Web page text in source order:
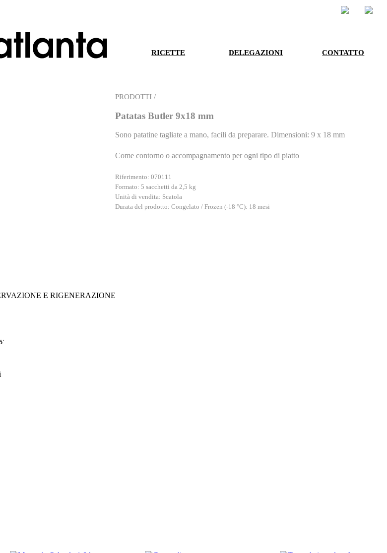
RICETTE DELEGAZIONI CONTATTO
PRODOTTI /
Patatas Butler 9x18 mm
Sono patatine tagliate a mano, facili da preparare. Dimensioni: 9 x 18 mm
Come contorno o accompagnamento per ogni tipo di piatto
Riferimento: 070111
Formato: 5 sacchetti da 2,5 kg
Unità di vendita: Scatola
Durata del prodotto: Congelato / Frozen (-18 °C): 18 mesi
E RIGENERAZIONE